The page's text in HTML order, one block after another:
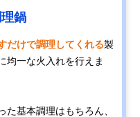
鍋
だけで調理してくれる製
均一な火入れを行えま
基本調理はもちろん、